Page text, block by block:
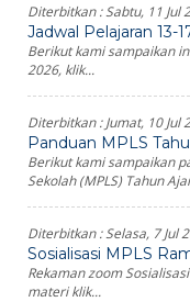
Diterbitkan :Sabtu, 11 Jul
Jadwal Pelajaran 13-
Berikut kami sampaikan
2026, klik...
Diterbitkan :Jumat, 10 Jul
Panduan MPLS
Berikut kami sampaikan
Sekolah (MPLS) Tahun
Diterbitkan :Selasa, 7 Jul
Sosialisasi MPLS
Rekaman zoom
materi klik...